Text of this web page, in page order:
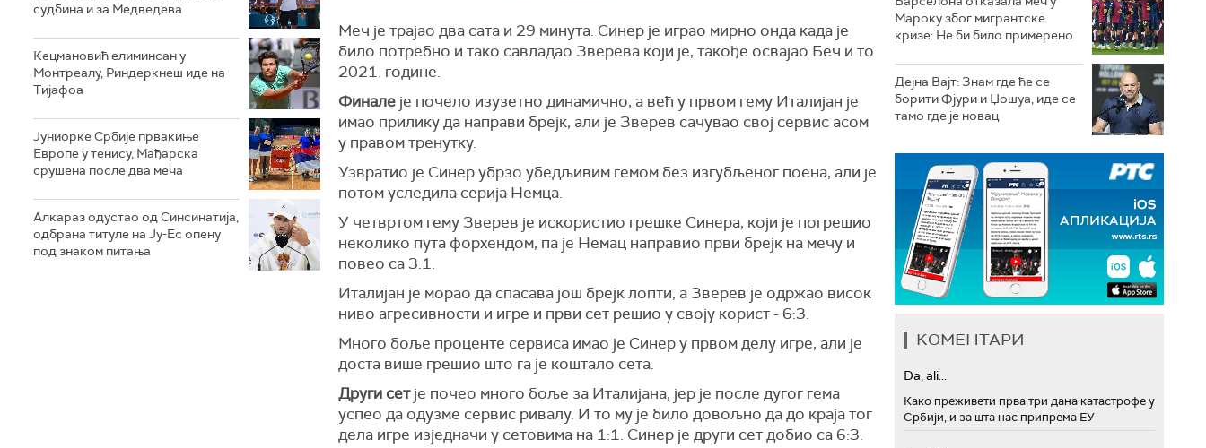
судбина и за Медведева
Кецмановић елиминсан у
Монтреалу, Риндеркнеш иде на
Тијафоа
Јуниорке Србије првакиње
Европе у тенису, Мађарска
срушена после два меча
Алкараз одустао од Синсинатија,
одбрана титуле на Ју-Ес опену
под знаком питања
Меч је трајао два сата и 29 минута. Синер је играо мирно онда када је
било потребно и тако савладао Зверева који је, такође освајао Беч и то
2021. године.
Финале је почело изузетно динамично, а већ у првом гему Италијан је
имао прилику да направи брејк, али је Зверев сачувао свој сервис асом
у правом тренутку.
Узвратио је Синер убрзо убедљивим гемом без изгубљеног поена, али је
потом уследила серија Немца.
У четвртом гему Зверев је искористио грешке Синера, који је погрешио
неколико пута форхендом, па је Немац направио први брејк на мечу и
повео са 3:1.
Италијан је морао да спасава још брејк лопти, а Зверев је одржао висок
ниво агресивности и игре и први сет решио у своју корист - 6:3.
Много боље проценте сервиса имао је Синер у првом делу игре, али је
доста више грешио што га је коштало сета.
Други сетје почео много боље за Италијана, јер је после дугог гема
успео да одузме сервис ривалу. И то му је било довољно да до краја тог
дела игре изједначи у сетовима на 1:1. Синер је други сет добио са 6:3.
Мароку због мигрантске
кризе: Не би било примерено
Дејна Вајт: Знам где ће се
борити Фјури и Џошуа, иде се
тамо где је новац
КОМЕНТАРИ
Da, ali...
Како преживети прва три дана катастрофе у
Србији, и за шта нас припрема ЕУ